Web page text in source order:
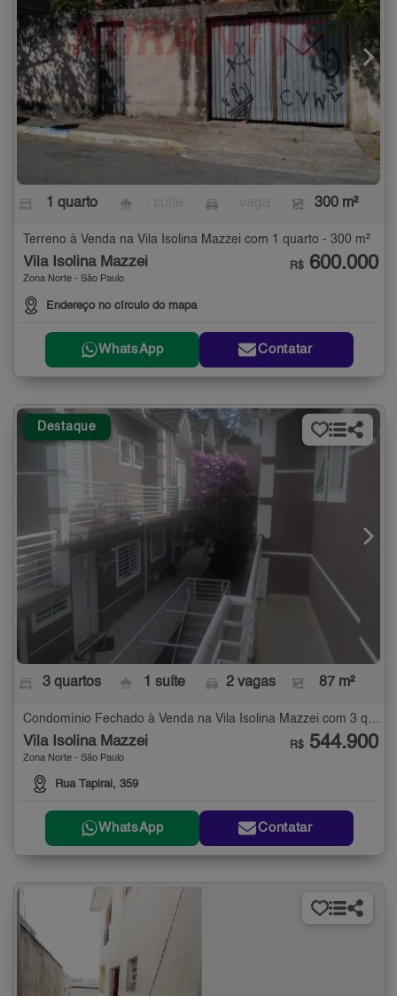
1 quarto 300 m²
Terreno à Venda na Vila Isolina Mazzei com 1 quarto - 300 m²
Vila Isolina Mazzei
Zona Norte - São Paulo
Endereço no círculo do mapa
R$ 600.000
WhatsApp Contatar
Destaque
3 quartos 1 suíte 2 vagas 87 m²
Vila Isolina Mazzei
Zona Norte - São Paulo
Rua Tapirai, 359
R$ 544.900
WhatsApp Contatar